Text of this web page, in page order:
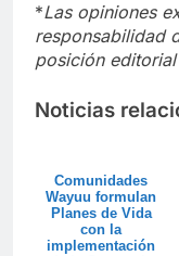
*Las opiniones
responsabilidad
posición
Noticias
Comunidades
Wayuu formulan
Planes de Vida
con la
implementación